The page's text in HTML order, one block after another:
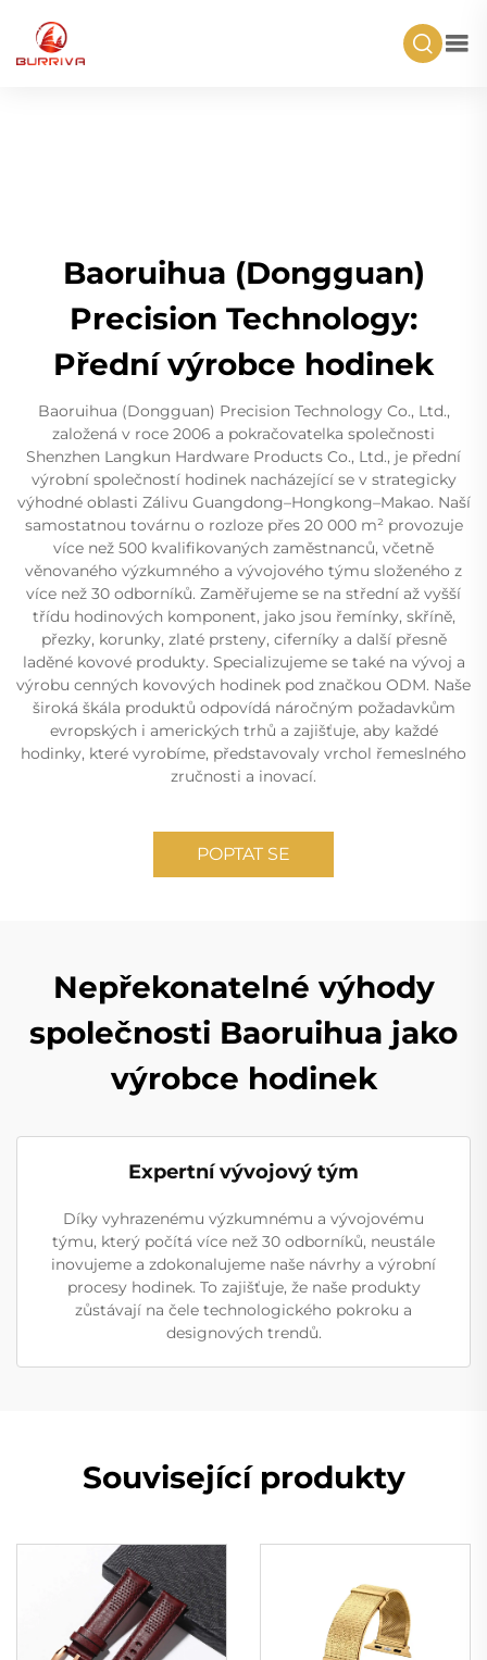
Baoruihua (Dongguan)
Precision Technology:
Přední výrobce hodinek
Baoruihua (Dongguan) Precision Technology Co., Ltd.,
založená v roce 2006 a pokračovatelka společnosti
Shenzhen Langkun Hardware Products Co., Ltd., je přední
výrobní společností hodinek nacházející se v strategicky
výhodné oblasti Zálivu Guangdong–Hongkong–Makao. Naší
samostatnou továrnu o rozloze přes 20 000 m² provozuje
více než 500 kvalifikovaných zaměstnanců, včetně
věnovaného výzkumného a vývojového týmu složeného z
více než 30 odborníků. Zaměřujeme se na střední až vyšší
třídu hodinových komponent, jako jsou řemínky, skříně,
přezky, korunky, zlaté prsteny, ciferníky a další přesně
laděné kovové produkty. Specializujeme se také na vývoj a
výrobu cenných kovových hodinek pod značkou ODM. Naše
široká škála produktů odpovídá náročným požadavkům
evropských i amerických trhů a zajišťuje, aby každé
hodinky, které vyrobíme, představovaly vrchol řemeslného
zručnosti a inovací.
POPTAT SE
Nepřekonatelné výhody
společnosti Baoruihua jako
výrobce hodinek
Expertní vývojový tým
Díky vyhrazenému výzkumnému a vývojovému
týmu, který počítá více než 30 odborníků, neustále
inovujeme a zdokonalujeme naše návrhy a výrobní
procesy hodinek. To zajišťuje, že naše produkty
zůstávají na čele technologického pokroku a
designových trendů.
Související produkty